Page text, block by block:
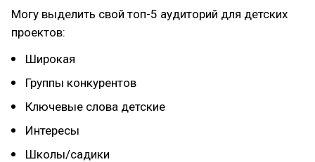
Могу выделить свой топ-5 аудиторий для детских
проектов:
Широкая
Группы конкурентов
Ключевые слова детские
Интересы
Школы/садики